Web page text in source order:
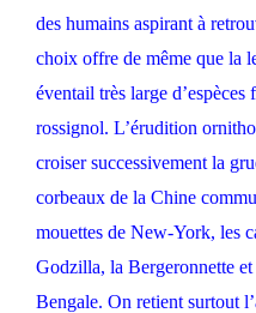
des humains aspirant à
choix offre de même que la
éventail très large
rossignol. L’érudition
croiser successivement la
corbeaux de la Chine
mouettes de New-York, les
Godzilla, la Bergeronnette
Bengale. On retient surtout